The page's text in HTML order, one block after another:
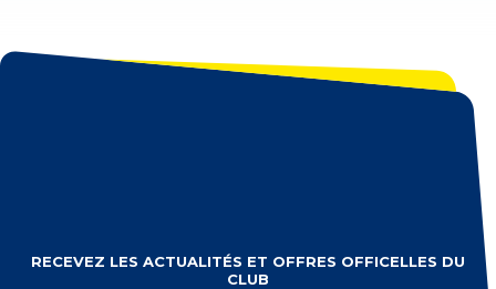
RECEVEZ LES ACTUALITÉS ET OFFRES OFFICELLES DU
CLUB